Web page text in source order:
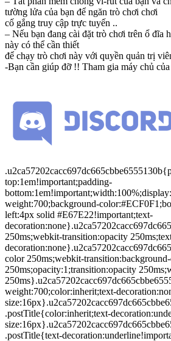
tường lửa của bạn để ngăn trò chơi chơi
cố gắng truy cập trực tuyến ..
– Nếu bạn đang cài đặt trò chơi trên ổ đĩa
này có thể cần thiết
để chạy trò chơi này với quyền quản trị
-Bạn cần giúp đỡ !! Tham gia máy chủ
top:1em!important;padding-
weight:700;background-
left:4px solid #E67E22!important;text-
250ms;webkit-transition:opacity
color 250ms;webkit-
250ms;opacity:1;transition:opacity
weight:700;color:inherit;text-
.postTitle{color:inherit;text-
.postTitle{text-